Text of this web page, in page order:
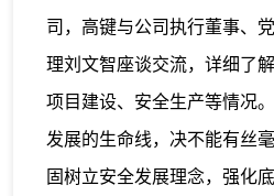
司，高键与公司执行董事、
理刘文智座谈交流，详细了
项目建设、安全生产等情况
发展的生命线，决不能有丝
固树立安全发展理念，强化